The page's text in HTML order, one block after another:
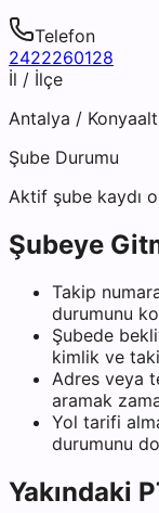
Telefon
2422260128
İl / İlçe
Antalya /
Şube Durumu
Aktif şube kaydı
Şubeye
Takip
durumunu
Şubede
kimlik ve
Adres veya
aramak
Yol tarifi
durumunu
Yakındaki